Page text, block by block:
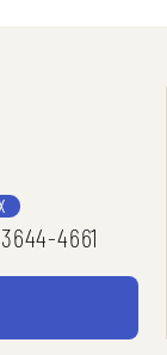
4661